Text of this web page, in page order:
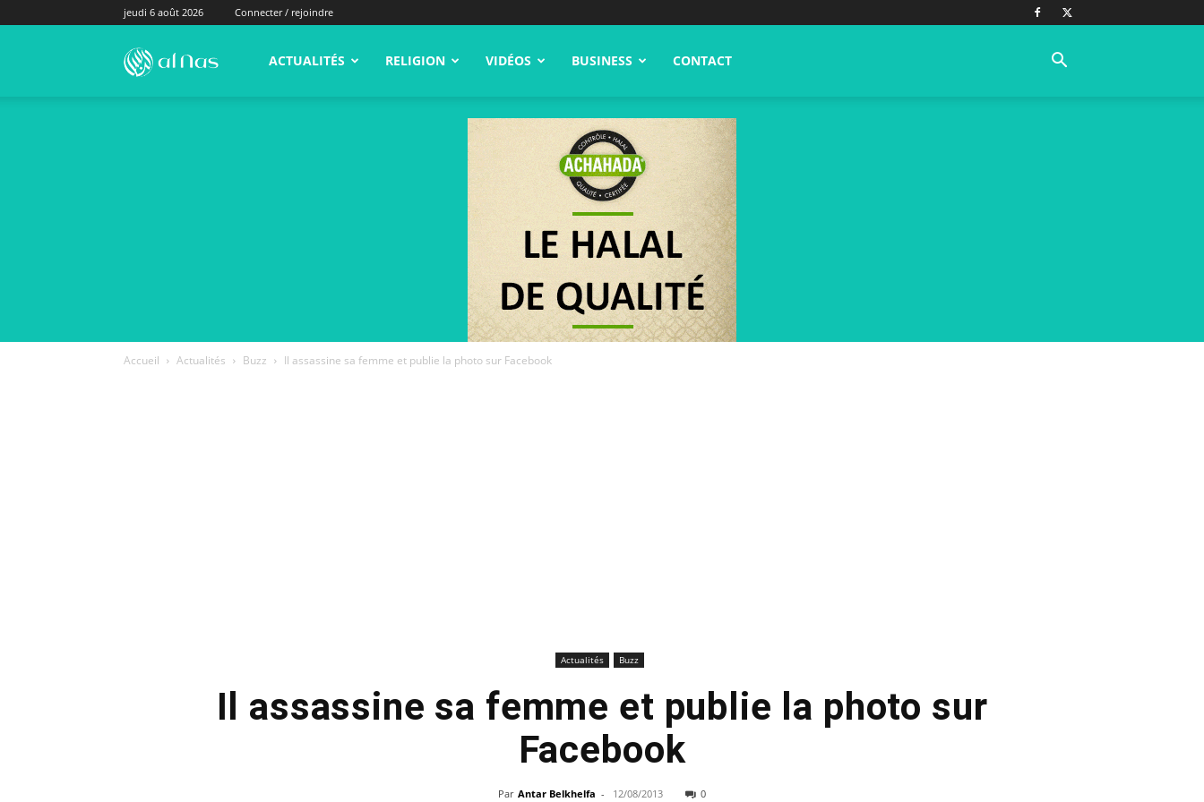
jeudi 6 août 2026 Connecter / rejoindre
alNas.fr ACTUALITÉS RELIGION VIDÉOS BUSINESS CONTACT
Accueil Actualités Buzz Il assassine sa femme et publie la photo sur Facebook
Actualités Buzz
Il assassine sa femme et publie la photo sur
Facebook
Par Antar Belkhelfa - 12/08/2013 0